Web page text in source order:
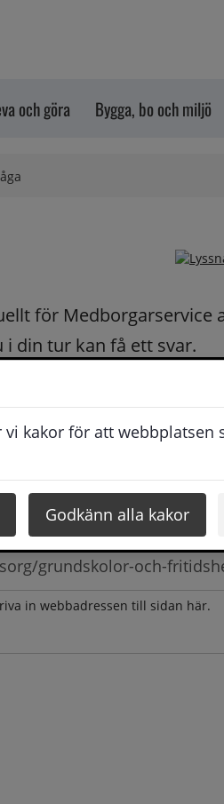
vi kakor för att
Godkänn alla kakor
och göra Bygga, bo och miljö
för Medborgarservice
din tur kan få ett svar.
frågor fortast möjligt.
vi dig så snabbt som möjligt
inom 2 - 4 arbetsdagar.
in webbadressen till sidan här.